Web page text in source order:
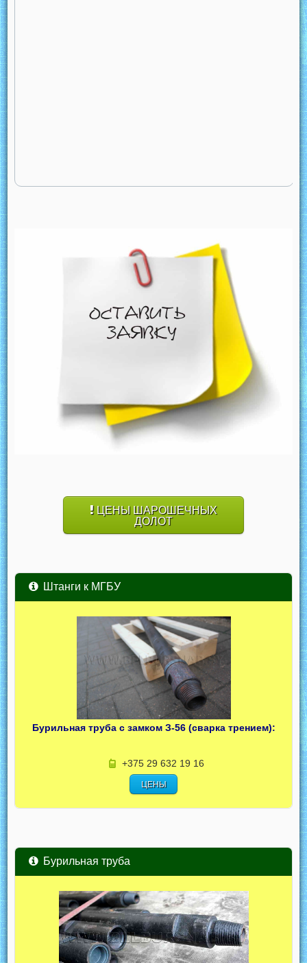
ЦЕНЫ ШАРОШЕЧНЫХ
ДОЛОТ
Штанги к МГБУ
Бурильная труба с замком З-56 (сварка трением):
+375 29 632 19 16
ЦЕНЫ
Бурильная труба